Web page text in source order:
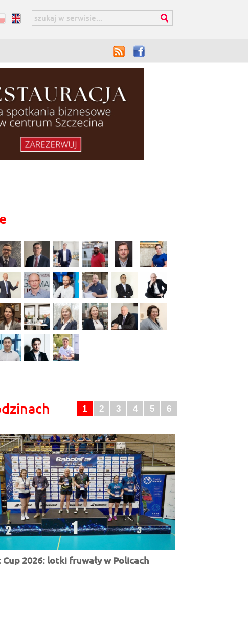
1 2 3 4 5 6
2026: lotki fruwały w Policach